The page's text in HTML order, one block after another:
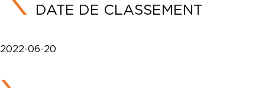
DATE DE CLASSEMENT
2022-06-20